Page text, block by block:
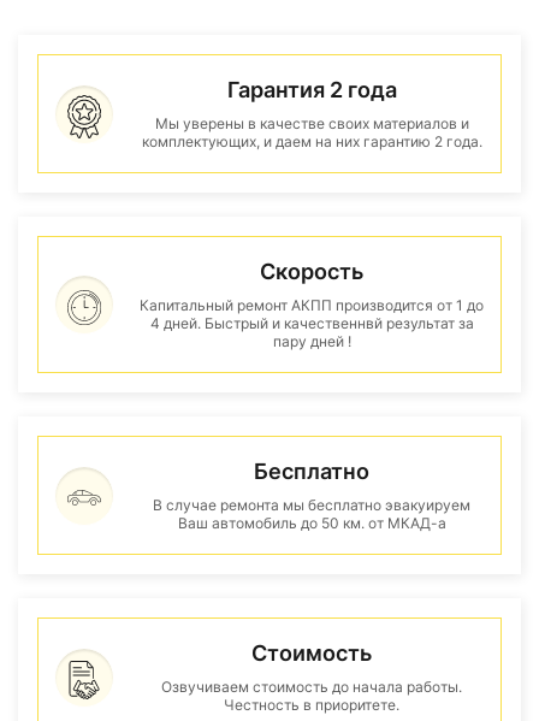
Гарантия 2 года
Мы уверены в качестве своих материалов и
комплектующих, и даем на них гарантию 2 года.
Скорость
Капитальный ремонт АКПП производится от 1 до
4 дней. Быстрый и качественнвй результат за
пару дней !
Бесплатно
В случае ремонта мы бесплатно эвакуируем
Ваш автомобиль до 50 км. от МКАД-а
Стоимость
Озвучиваем стоимость до начала работы.
Честность в приоритете.